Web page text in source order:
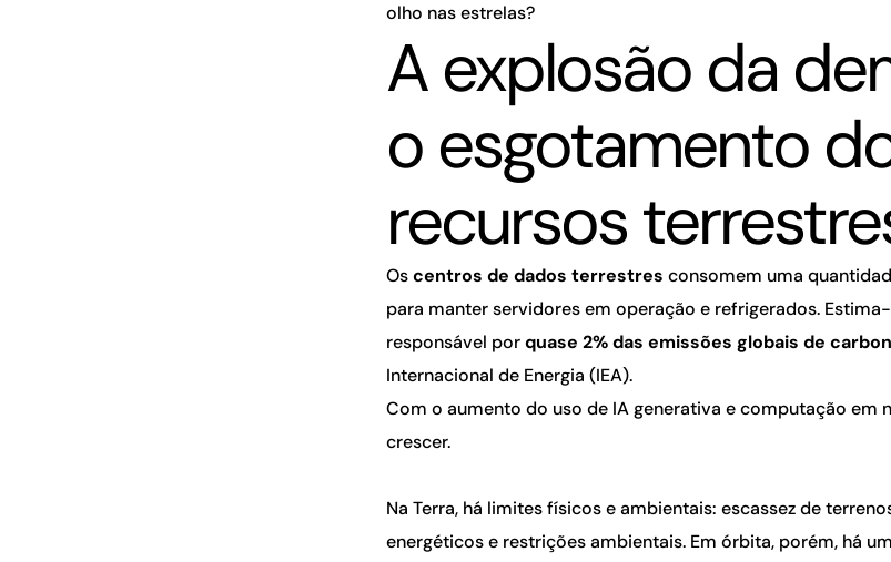
olho nas estrelas?
A explosão da
o esgotamento
recursos
Oscentros de dados terrestres consomem uma
para manter servidores em operação e refrigerados.
responsável porquase 2% das emissões globais de
Internacional de Energia (IEA).
Com o aumento do uso de IA generativa e computação em
crescer.
Na Terra, há limites físicos e ambientais: escassez de
energéticos e restrições ambientais. Em órbita, porém, há